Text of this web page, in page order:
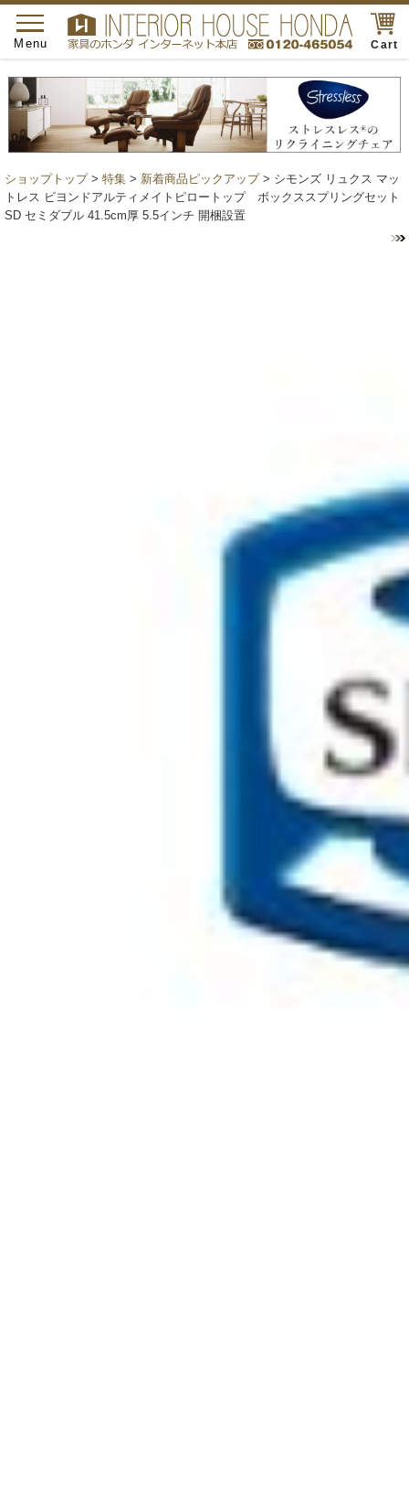
Cart
toggle
navigation
Menu
ショップトップ> 特集 > 新着商品ピックアップ> シモンズ リュクス マッ
トレス ビヨンドアルティメイトピロートップ ボックススプリングセット
SD セミダブル 41.5cm厚 5.5インチ 開梱設置